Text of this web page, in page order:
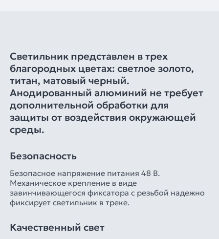
Светильник представлен в трех
благородных цветах: светлое золото,
титан, матовый черный.
Анодированный алюминий не требует
дополнительной обработки для
защиты от воздействия окружающей
среды.
Безопасность
Безопасное напряжение питания 48 В.
Механическое крепление в виде
завинчивающегося фиксатора с резьбой надежно
фиксирует светильник в треке.
Качественный свет